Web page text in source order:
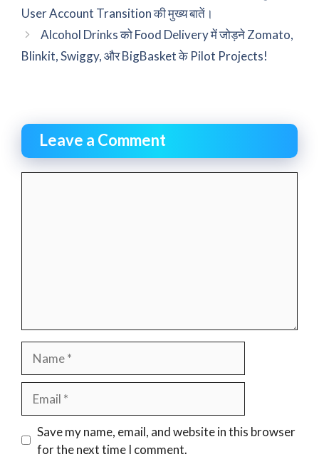
User Account Transition की मुख्य बातें।
Alcohol Drinks को Food Delivery में जोड़ने Zomato,
Blinkit, Swiggy, और BigBasket के Pilot Projects!
Leave a Comment
Website
Save my name, email, and website in this browser
for the next time I comment.